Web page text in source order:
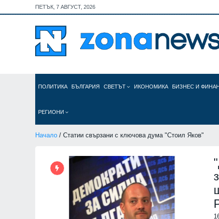
ПЕТЪК, 7 АВГУСТ, 2026
ПОЛИТИКА БЪЛГАРИЯ СВЕТЪТ ИКОНОМИКА БИЗНЕС И
РЕГИОНИ
Начало / Статии свързани с ключова дума "Стоил Яков"